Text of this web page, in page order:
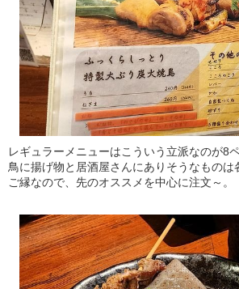
レギュラーメニューはこういう立派なのが8
鳥に揚げ物と居酒屋さんにありそうなものは
ご縁なので、先のオススメを中心に注文～。